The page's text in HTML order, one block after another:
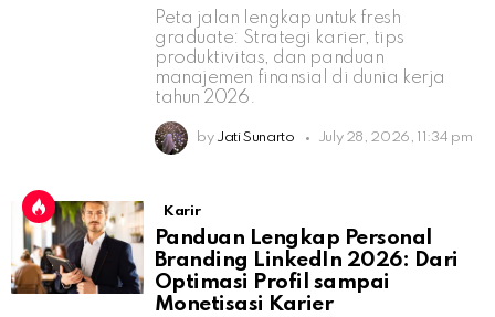
Peta jalan lengkap untuk fresh
graduate: Strategi karier, tips
produktivitas, dan panduan
manajemen finansial di dunia kerja
tahun 2026.
by Jati Sunarto July 28, 2026, 11:34 pm
Karir
Panduan Lengkap Personal
Branding LinkedIn 2026: Dari
Optimasi Profil sampai
Monetisasi Karier